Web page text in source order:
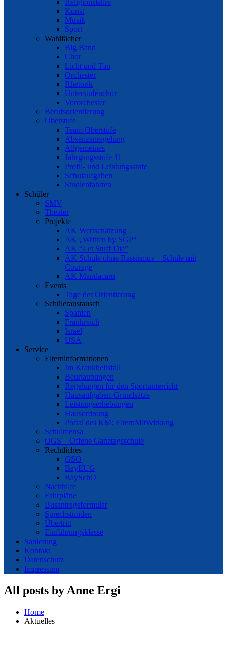
Religionslehre
Kunst
Musik
Sport
Wahlfächer
Big Band
Chor
Licht und Ton
Orchester
Rhetorik
Unterstufenchor
Vororchester
Berufsorientierung
Oberstufe
Team Oberstufe
Absenzenregelung
Allgemeines
Jahrgangsstufe 11
Profil- und Leistungsstufe
Schulaufgaben
Studienfahrten
Schüler
SMV
Theater
Projekte
AK Wertschätzung
AK „Written by SGP“
AK “Let Stuff Die”
AK Schule ohne Rassismus – Schule mit
Courage
AK Mandacaru
Events
Tage der Orientierung
Schüleraustausch
Spanien
Frankreich
Israel
USA
Service
Elterninformationen
Im Krankheitsfall
Beurlaubungen
Regelungen für den Sportunterricht
Hausaufgaben-Grundsätze
Leistungserhebungen
Hausordnung
Portal des KM: ElternMitWirkung
Schulmensa
OGS – Offene Ganztagsschule
Rechtliches
GSO
BayEUG
BaySchO
Nachhilfe
Fahrpläne
Busantragsformular
Sprechstunden
Übertritt
Einführungsklasse
Sanierung
Kontakt
Datenschutz
Impressum
All posts by Anne Ergi
Home
Aktuelles